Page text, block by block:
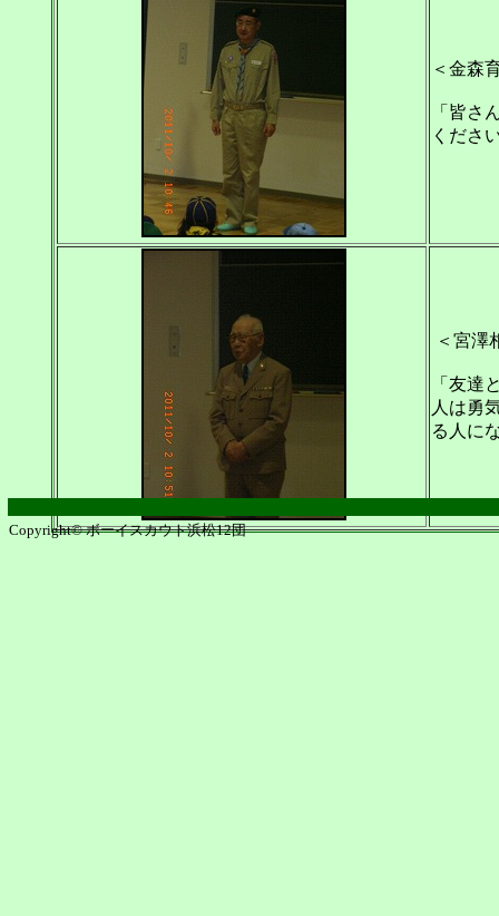
Copyright© ボーイスカウト浜松12団
＜金森
「皆さ
くださ
＜宮澤
「友達
人は勇
る人に